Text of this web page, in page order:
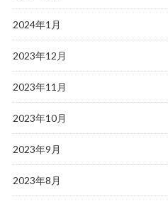
2024年1月
2023年12月
2023年11月
2023年10月
2023年9月
2023年8月